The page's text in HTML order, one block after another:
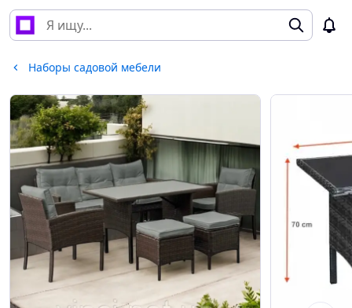
Наборы садовой мебели